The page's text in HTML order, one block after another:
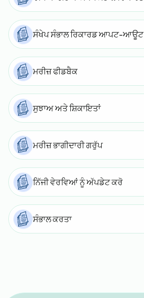
ਸੰਖੇਪ ਸੰਭਾਲ ਰਿਕਾਰਡ ਆਪਟ-ਆਊਟ
ਮਰੀਜ਼ ਫੀਡਬੈਕ
ਸੁਝਾਅ ਅਤੇ ਸ਼ਿਕਾਇਤਾਂ
ਮਰੀਜ਼ ਭਾਗੀਦਾਰੀ ਗਰੁੱਪ
ਨਿੱਜੀ ਵੇਰਵਿਆਂ ਨੂੰ ਅੱਪਡੇਟ ਕਰੋ
ਸੰਭਾਲ ਕਰਤਾ